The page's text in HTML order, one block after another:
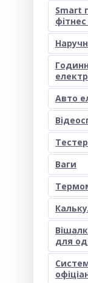
Smart
Авто
Ваги
для